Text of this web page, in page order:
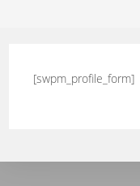
[swpm_profile_form]